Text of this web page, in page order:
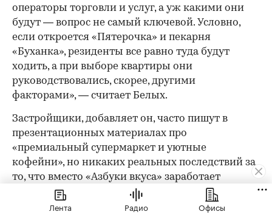
операторы торговли и услуг, а уж какими они
будут — вопрос не самый ключевой. Условно,
если откроется «Пятерочка» и пекарня
«Буханка», резиденты все равно туда будут
ходить, а при выборе квартиры они
руководствовались, скорее, другими
факторами», — считает Белых.
Застройщики, добавляет он, часто пишут в
презентационных материалах про
«премиальный супермаркет и уютные
кофейни», но никаких реальных последствий за
то, что вместо «Азбуки вкуса» заработает
эконом-супермаркет, нет — договор мог быть
расторгнут по тысяче причин, а пустое
Лента Радио Офисы